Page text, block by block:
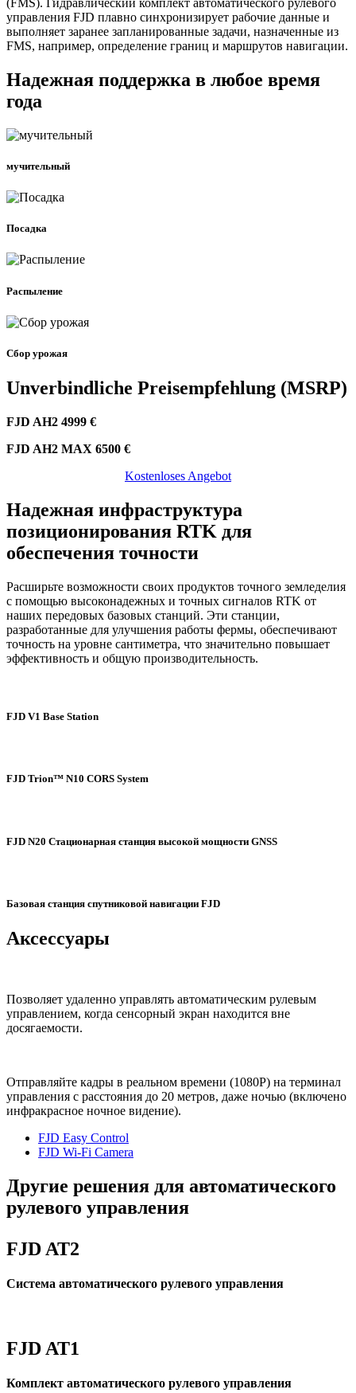
управления FJD плавно синхронизирует рабочие данные и
выполняет заранее запланированные задачи, назначенные из
FMS, например, определение границ и маршрутов навигации.
Надежная поддержка в любое время
года
мучительный
Посадка
Распыление
Сбор урожая
Unverbindliche Preisempfehlung (MSRP)
FJD AH2 4999 €
FJD AH2 MAX 6500 €
Kostenloses Angebot​​​​​​​​​​​​​​
Надежная инфраструктура
позиционирования RTK для
обеспечения точности
Расширьте возможности своих продуктов точного земледелия
с помощью высоконадежных и точных сигналов RTK от
наших передовых базовых станций. Эти станции,
разработанные для улучшения работы фермы, обеспечивают
точность на уровне сантиметра, что значительно повышает
эффективность и общую производительность.
FJD V1 Base Station
FJD Trion™️ N10 CORS System
FJD N20 Стационарная станция высокой мощности GNSS
Базовая станция спутниковой навигации FJD
Аксессуары
Позволяет удаленно управлять автоматическим рулевым
управлением, когда сенсорный экран находится вне
досягаемости.
Отправляйте кадры в реальном времени (1080P) на терминал
управления с расстояния до 20 метров, даже ночью (включено
инфракрасное ночное видение).
FJD Easy Control
FJD Wi-Fi Camera
Другие решения для автоматического
рулевого управления
FJD AT2
Система автоматического рулевого управления
FJD AT1
Комплект автоматического рулевого управления